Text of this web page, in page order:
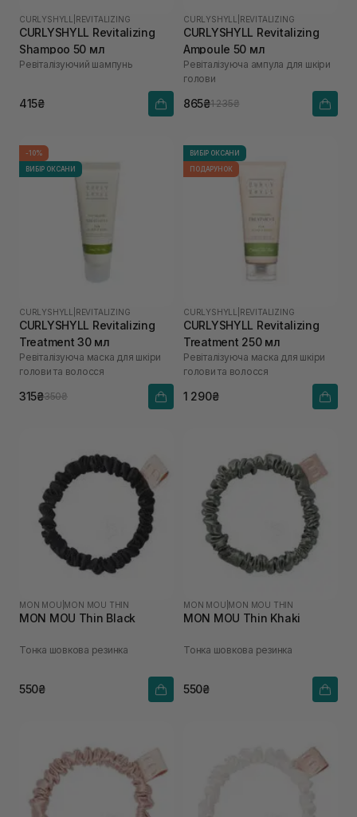
CURLYSHYLL REVITALIZING
CURLYSHYLL Revitalizing
Shampoo 50 мл
Ревіталізуючий шампунь
415₴
CURLYSHYLL REVITALIZING
CURLYSHYLL Revitalizing
Ampoule 50 мл
Ревіталізуюча ампула для шкіри
голови
865₴1 235₴
-10%
ВИБІР ОКСАНИ
CURLYSHYLL REVITALIZING
CURLYSHYLL Revitalizing
Treatment 30 мл
Ревіталізуюча маска для шкіри
голови та волосся
315₴350₴
ВИБІР ОКСАНИ
ПОДАРУНОК
CURLYSHYLL REVITALIZING
CURLYSHYLL Revitalizing
Treatment 250 мл
Ревіталізуюча маска для шкіри
голови та волосся
1 290₴
MON MOU MON MOU THIN
MON MOU Thin Black
Тонка шовкова резинка
550₴
MON MOU MON MOU THIN
MON MOU Thin Khaki
Тонка шовкова резинка
550₴